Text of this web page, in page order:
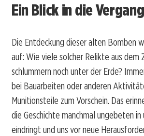
Ein Blick in die
Die Entdeckung dieser alten Bomben
auf: Wie viele solcher Relikte aus
schlummern noch unter der Erde?
bei Bauarbeiten oder anderen
Munitionsteile zum Vorschein. Das
die Geschichte manchmal ungebeten
eindringt und uns vor neue